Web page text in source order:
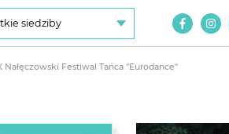
siedziby
Nałęczowski Festiwal Tańca "Eurodance"